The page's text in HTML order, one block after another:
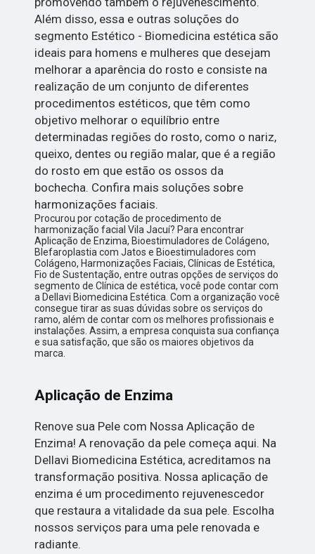
Além disso, essa e outras soluções do
segmento Estético - Biomedicina estética são
ideais para homens e mulheres que desejam
melhorar a aparência do rosto e consiste na
realização de um conjunto de diferentes
procedimentos estéticos, que têm como
objetivo melhorar o equilíbrio entre
determinadas regiões do rosto, como o nariz,
queixo, dentes ou região malar, que é a região
do rosto em que estão os ossos da
bochecha. Confira mais soluções sobre
harmonizações faciais.
Procurou por cotação de procedimento de
harmonização facial Vila Jacuí? Para encontrar
Aplicação de Enzima, Bioestimuladores de Colágeno,
Blefaroplastia com Jatos e Bioestimuladores com
Colágeno, Harmonizações Faciais, Clínicas de Estética,
Fio de Sustentação, entre outras opções de serviços do
segmento de Clínica de estética, você pode contar com
a Dellavi Biomedicina Estética. Com a organização você
consegue tirar as suas dúvidas sobre os serviços do
ramo, além de contar com os melhores profissionais e
instalações. Assim, a empresa conquista sua confiança
e sua satisfação, que são os maiores objetivos da
marca.
Aplicação de Enzima
Renove sua Pele com Nossa Aplicação de
Enzima! A renovação da pele começa aqui. Na
Dellavi Biomedicina Estética, acreditamos na
transformação positiva. Nossa aplicação de
enzima é um procedimento rejuvenescedor
que restaura a vitalidade da sua pele. Escolha
nossos serviços para uma pele renovada e
radiante.